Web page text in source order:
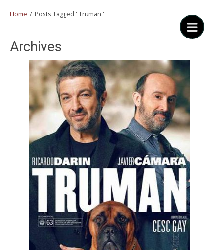
Home / Posts Tagged ' Truman '
Archives